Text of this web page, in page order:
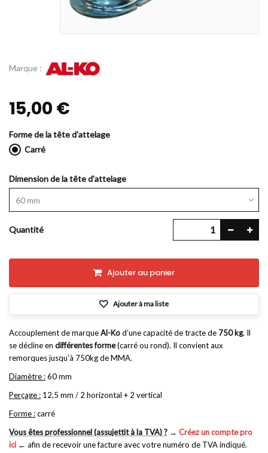
Marque :
15,00 €
Forme de la tête d'attelage
Carré
Dimension de la tête d'attelage
60 mm
Quantité
Ajouter au panier
Ajouter à ma liste
Accouplement de marqueAl-Kod’une capacité de tracte de 750 kg. Il
se décline en différentes forme(carré ou rond). Il convient aux
remorques jusqu’à 750kg de MMA.
Diamètre :60 mm
Perçage : 12,5 mm / 2 horizontal + 2 vertical
Forme :carré
Vous êtes professionnel (assujettit à la TVA) ? → Créez un compte pro
ici ← afin de recevoir une facture avec votre numéro de TVA indiqué.